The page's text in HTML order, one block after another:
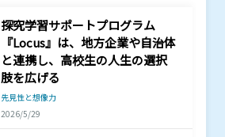
探究学習サポートプログラム
『Locus』は、地方企業や自治体
と連携し、高校生の人生の選択
肢を広げる
先見性と想像力
2026/5/29